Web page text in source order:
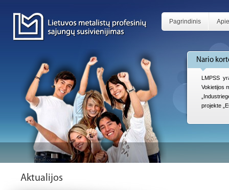
Nario
LMPSS
Vokietijos
projekte
Pagrindinis
Aktualijos